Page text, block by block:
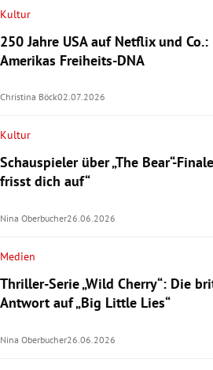
Kultur
250 Jahre USA auf Netflix und Co.:
Amerikas Freiheits-DNA
Christina Böck02.07.2026
Kultur
Schauspieler über „The Bear“-
frisst dich auf“
Nina Oberbucher26.06.2026
Medien
Thriller-Serie „Wild Cherry“: Die
Antwort auf „Big Little Lies“
Nina Oberbucher26.06.2026